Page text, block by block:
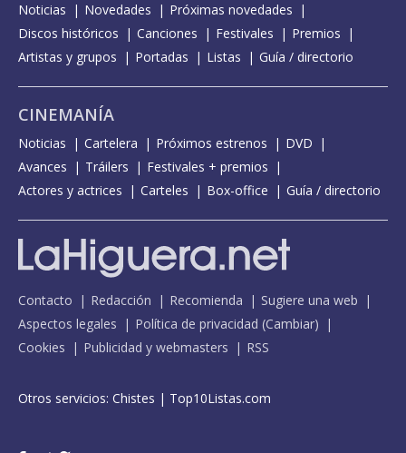
Noticias Novedades
Próximas novedades
Discos históricos
Canciones Festivales
Premios
Artistas y grupos
Portadas Listas Guía / directorio
CINEMANÍA
Noticias Cartelera Próximos estrenos
DVD
Avances
Tráilers
Festivales + premios
Actores y actrices
Carteles Box-office Guía / directorio
Contacto Redacción Recomienda
Sugiere una web
Aspectos legales
Política de privacidad (Cambiar)
Cookies
Publicidad y webmasters RSS
Otros servicios: Chistes | Top10Listas.com